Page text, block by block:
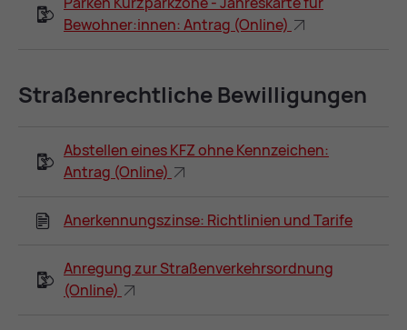
Bewohner:innen: Antrag (Online)
Stra­ßen­recht­li­che Be­wil­li­gun­gen
Abstellen eines KFZ ohne Kennzeichen:
Antrag (Online)
Anerkennungszinse: Richtlinien und Tarife
Anregung zur Straßenverkehrsordnung
(Online)